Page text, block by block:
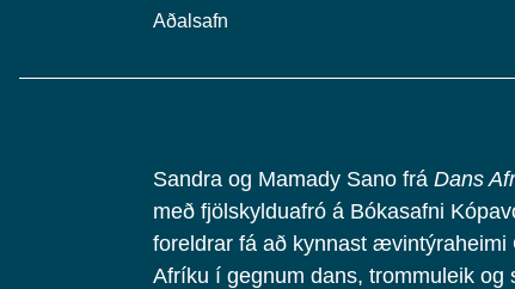
Aðalsafn
Sandra og Mamady Sano frá Dans
með fjölskylduafró á Bókasafni
foreldrar fá að kynnast ævintýraheimi
Afríku í gegnum dans, trommuleik og